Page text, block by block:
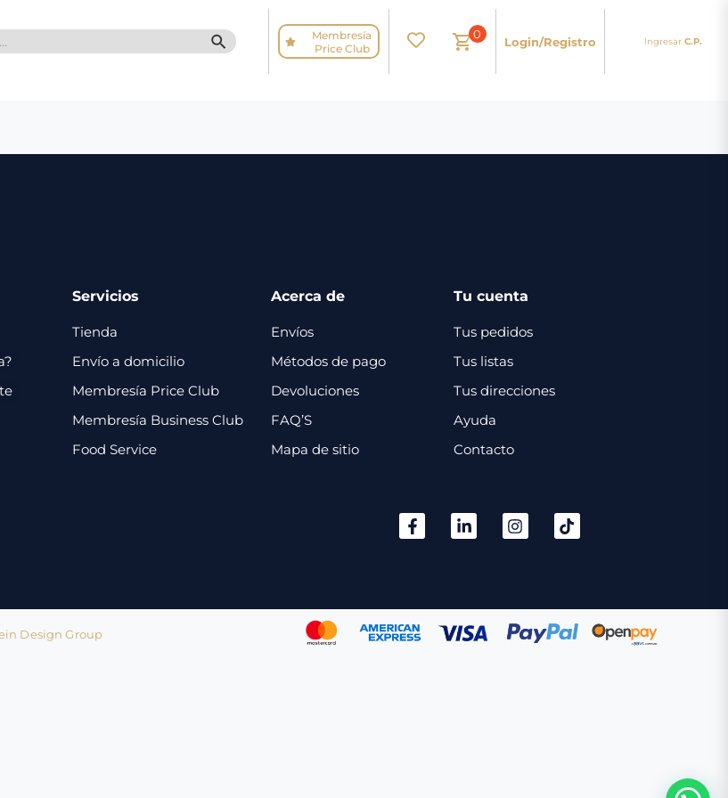
SEARCH BUTTON
Membresía
Price Club
0
Login/Registro Ingresar C.P.
Servicios
Tienda
Envío a domicilio
Membresía Price Club
Membresía Business Club
Food Service
Acerca de
Envíos
Métodos de pago
Devoluciones
FAQ’S
Mapa de sitio
Tu cuenta
Tus pedidos
Tus listas
Tus direcciones
Ayuda
Contacto
Design Group